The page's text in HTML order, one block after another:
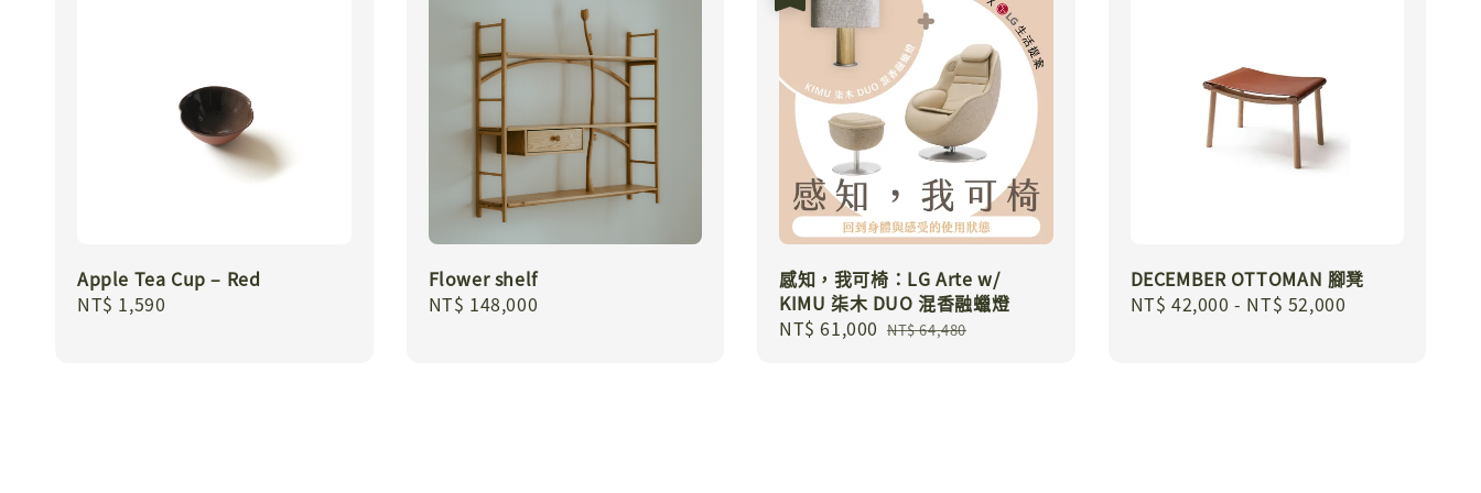
Apple Tea Cup – Red
Regular
NT$ 1,590
Flower shelf
Regular
NT$ 148,000
感知，我可椅：LG Arte w/
KIMU 柒木 DUO 混香融蠟燈
Sale
NT$ 61,000 Regular
NT$ 64,480
DECEMBER OTTOMAN 腳凳
Regular
NT$ 42,000 - NT$ 52,000